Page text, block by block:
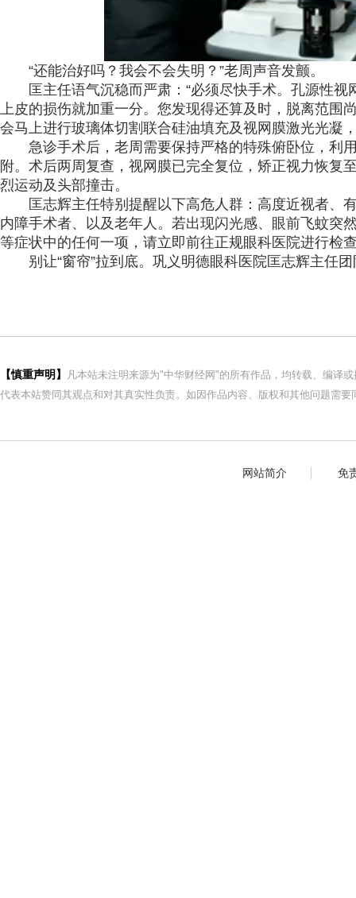
“还能治好吗？我会不会失明？”老周声音发颤。
匡主任语气沉稳而严肃：“必须尽快手术。孔源性
上皮的损伤就加重一分。您发现得还算及时，脱离范
会马上进行玻璃体切割联合硅油填充及视网膜激光光凝
急诊手术后，老周需要保持严格的特殊俯卧位，利
附。术后两周复查，视网膜已完全复位，矫正视力恢复
烈运动及头部撞击。
匡志辉主任特别提醒以下高危人群：高度近视者、
内障手术者、以及老年人。若出现闪光感、眼前飞蚊突
等症状中的任何一项，请立即前往正规眼科医院进行检
别让“窗帘”拉到底。巩义明德眼科医院匡志辉主任
【慎重声明】
凡本站未注明来源为"中华财经网"的所有作品，均转载、编译
代表本站赞同其观点和对其真实性负责。如因作品内容、版权和其他问题需
网站简介 免